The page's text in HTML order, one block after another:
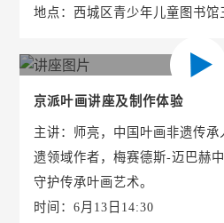
地点：西城区青少年儿童图书馆
京派叶画讲座及制作体验
主讲：师亮，中国叶画非遗传
遗领域作者，梅赛德斯-迈巴赫
守护传承叶画艺术。
时间：6月13日14:30